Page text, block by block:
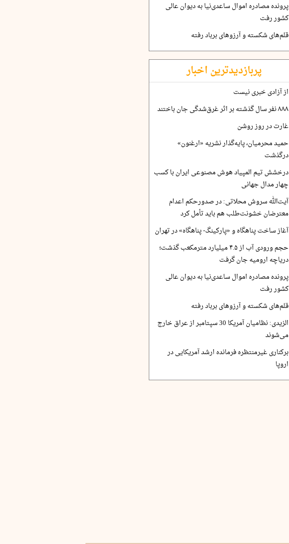
پرونده مصادره اموال ساعدی‌نیا به دیوان عالی
کشور رفت
قلم‌های شکسته و آرزوهای برباد رفته
پربازدیدترین اخبار
از آزادی خبری نیست
۸۸۸ نفر سال گذشته بر اثر غرق‌شدگی جان باختند
غارت در روز روشن
حمید محرمیان، پایه‌گذار نشریه «ارغنون»
درگذشت
درخشش تیم المپیاد هوش مصنوعی ایران با کسب
چهار مدال جهانی
آیت‌الله سروش محلاتی: در صدورحکم اعدام
معترضان خشونت‌طلب هم باید تأمل کرد
آغاز ساخت پناهگاه و «پارکینگ- پناهگاه» در تهران
حجم ورودی آب از ۴.۵ میلیارد مترمکعب گذشت؛
دریاچه ارومیه جان گرفت
پرونده مصادره اموال ساعدی‌نیا به دیوان عالی
کشور رفت
قلم‌های شکسته و آرزوهای برباد رفته
الزیدی: نظامیان آمریکا 30 سپتامبر از عراق خارج
می‌شوند
برکناری غیرمنتظره فرمانده ارشد آمریکایی در
اروپا